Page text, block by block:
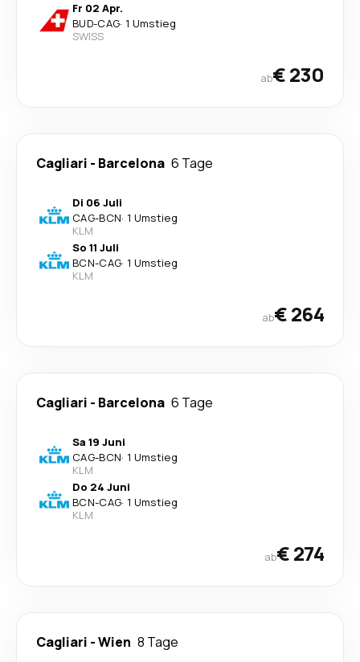
Fr 02 Apr.
BUD-CAG· 1 Umstieg
SWISS
ab€ 230
Cagliari - Barcelona 6 Tage
Di 06 Juli
CAG-BCN· 1 Umstieg
KLM
So 11 Juli
BCN-CAG· 1 Umstieg
KLM
ab€ 264
Cagliari - Barcelona 6 Tage
Sa 19 Juni
CAG-BCN· 1 Umstieg
KLM
Do 24 Juni
BCN-CAG· 1 Umstieg
KLM
ab€ 274
Cagliari -Wien 8 Tage